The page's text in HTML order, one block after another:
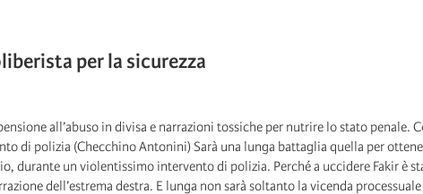
per la sicurezza
all’abuso in divisa e narrazioni tossiche per nutrire lo stato penale.
di polizia (Checchino Antonini) Sarà una lunga battaglia quella per
durante un violentissimo intervento di polizia. Perché a uccidere Fakir è
dell’estrema destra. E lunga non sarà soltanto la vicenda